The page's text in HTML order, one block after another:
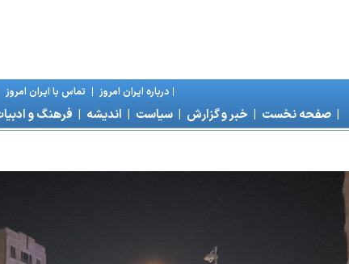
|درباره ايران امروز | تماس با ايران امروز
| صفحه نخست | خبر و گزارش | سياست | انديشه | فرهنگ و